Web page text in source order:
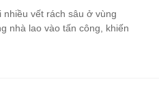
vết rách sâu ở vùng
nhà lao vào tấn công, khiến